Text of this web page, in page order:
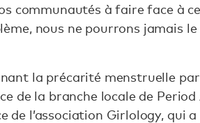
communautés à faire face à
nous ne pourrons jamais le
la précarité menstruelle
de la branche locale de
de l’association Girlology, qui